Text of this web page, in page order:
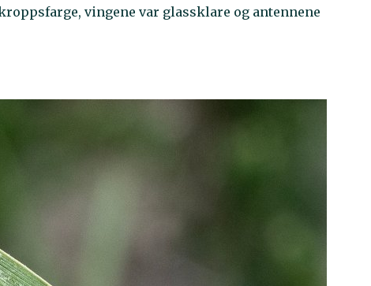
vingene var glassklare og antennene